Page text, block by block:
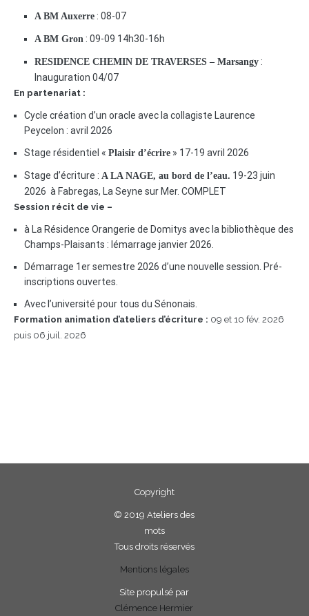
A BM Auxerre : 08-07
A BM Gron : 09-09 14h30-16h
RESIDENCE CHEMIN DE TRAVERSES – Marsangy :
Inauguration 04/07
En partenariat :
Cycle création d’un oracle avec la collagiste Laurence
Peycelon : avril 2026
Stage résidentiel « Plaisir d’écrire » 17-19 avril 2026
Stage d’écriture : A LA NAGE, au bord de l’eau. 19-23 juin
2026 à Fabregas, La Seyne sur Mer. COMPLET
Session récit de vie –
à La Résidence Orangerie de Domitys avec la bibliothèque des
Champs-Plaisants : lémarrage janvier 2026.
Démarrage 1er semestre 2026 d’une nouvelle session. Pré-
inscriptions ouvertes.
Avec l’université pour tous du Sénonais.
Formation animation d’ateliers d’écriture : 09 et 10 fév. 2026
puis 06 juil. 2026
Copyright
© 2019 Ateliers des
mots
Tous droits réservés
Mentions légales
Site propulsé par
Clémence Hermier